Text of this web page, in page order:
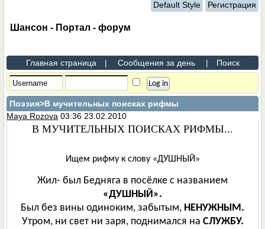
Default Style Регистрация
Шансон - Портал - форум
Главная страница | Сообщения за день | Поиск
Поэзия>В мучительных поисках рифмы
Maya Rozova 03:36 23.02.2010
В МУЧИТЕЛЬНЫХ ПОИСКАХ РИФМЫ...
Ищем рифму к слову «ДУШНЫЙ»
Жил- был Бедняга в посёлке с названием
«ДУШНЫЙ».
Был без вины одиноким, забытым, НЕНУЖНЫМ.
Утром, ни свет ни заря, поднимался на СЛУЖБУ.